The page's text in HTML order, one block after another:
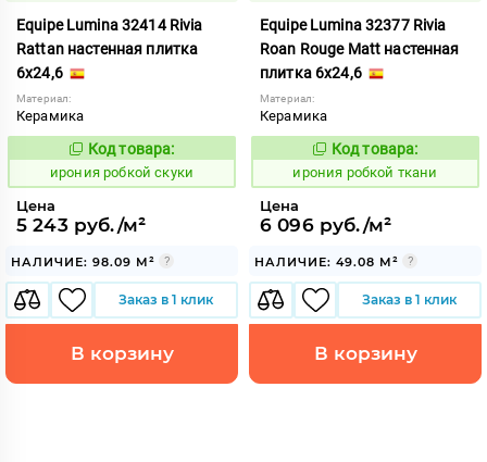
Equipe Lumina 32414 Rivia
Rattan настенная плитка
6x24,6
Материал:
Керамика
1103594
Код товара:
ирония робкой скуки
Цена
5 243 руб./м²
НАЛИЧИЕ: 98.09 М²
Заказ в 1 клик
В корзину
Equipe Lumina 32377 Rivia
Roan Rouge Matt настенная
плитка 6x24,6
Материал:
Керамика
1103605
Код товара:
ирония робкой ткани
Цена
6 096 руб./м²
НАЛИЧИЕ: 49.08 М²
Заказ в 1 клик
В корзину